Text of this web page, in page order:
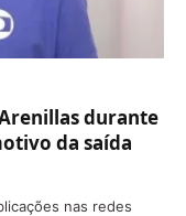
durante
da saída
nas redes